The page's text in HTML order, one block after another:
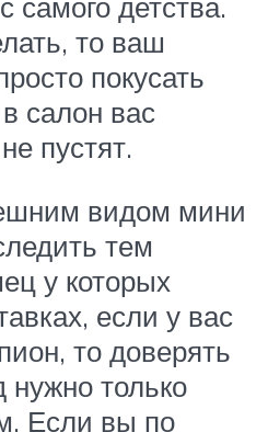
то ваш
покусать
салон вас
пустят.
видом мини
тем
у которых
если у вас
то доверять
нужно только
Если вы по